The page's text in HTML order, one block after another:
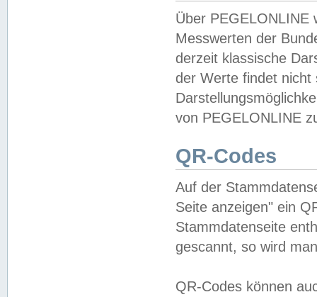
Über PEGELONLINE
Messwerten der
derzeit klassische
der Werte findet
von PEGELONLINE
QR-Codes
Auf der
Seite anzeigen" ein
Stammdatenseite
gescannt, so wird
QR-Codes können